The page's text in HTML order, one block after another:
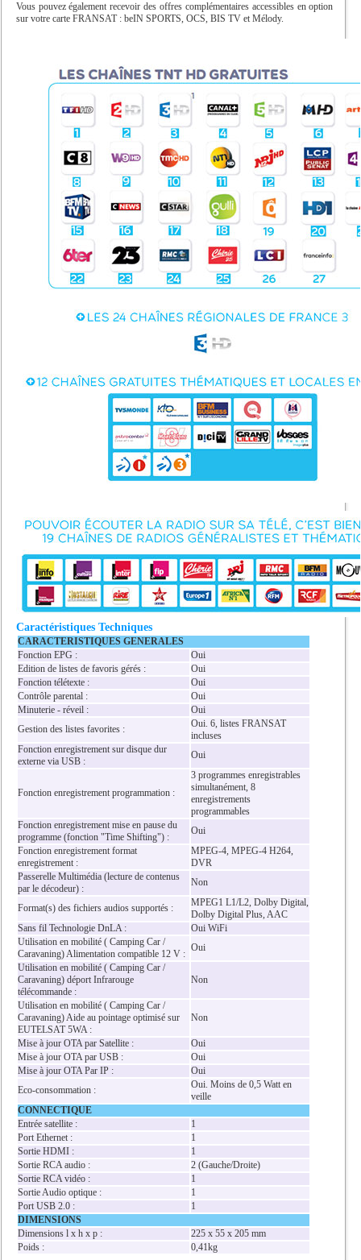
Vous pouvez également recevoir des offres complémentaires accessibles en option
sur votre carte FRANSAT : beIN SPORTS, OCS, BIS TV et Mélody.
Caractéristiques Techniques
CARACTERISTIQUES GENERALES
Fonction EPG :
Oui
Edition de listes de favoris gérés :
Oui
Fonction télétexte :
Oui
Contrôle parental :
Oui
Minuterie - réveil :
Oui
Gestion des listes favorites :
Oui. 6, listes FRANSAT
incluses
Fonction enregistrement sur disque dur
externe via USB :
Oui
Fonction enregistrement programmation :
3 programmes enregistrables
simultanément, 8
enregistrements
programmables
Fonction enregistrement mise en pause du
programme (fonction "Time Shifting") :
Oui
Fonction enregistrement format
enregistrement :
MPEG-4, MPEG-4 H264,
DVR
Passerelle Multimédia (lecture de contenus
par le décodeur) :
Non
Format(s) des fichiers audios supportés :
MPEG1 L1/L2, Dolby Digital,
Dolby Digital Plus, AAC
Sans fil Technologie DnLA :
Oui WiFi
Utilisation en mobilité ( Camping Car /
Caravaning) Alimentation compatible 12 V :
Oui
Utilisation en mobilité ( Camping Car /
Caravaning) déport Infrarouge
télécommande :
Non
Utilisation en mobilité ( Camping Car /
Caravaning) Aide au pointage optimisé sur
EUTELSAT 5WA :
Non
Mise à jour OTA par Satellite :
Oui
Mise à jour OTA par USB :
Oui
Mise à jour OTA Par IP :
Oui
Eco-consommation :
Oui. Moins de 0,5 Watt en
veille
CONNECTIQUE
Entrée satellite :
1
Port Ethernet :
1
Sortie HDMI :
1
Sortie RCA audio :
2 (Gauche/Droite)
Sortie RCA vidéo :
1
Sortie Audio optique :
1
Port USB 2.0 :
1
DIMENSIONS
Dimensions l x h x p :
225 x 55 x 205 mm
Poids :
0,41kg